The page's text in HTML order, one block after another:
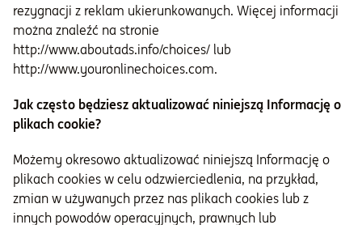
rezygnacji z reklam ukierunkowanych. Więcej informacji
można znaleźć na stronie
http://www.aboutads.info/choices/ lub
http://www.youronlinechoices.com.
Jak często będziesz aktualizować niniejszą Informację o
plikach cookie?
Możemy okresowo aktualizować niniejszą Informację o
plikach cookies w celu odzwierciedlenia, na przykład,
zmian w używanych przez nas plikach cookies lub z
innych powodów operacyjnych, prawnych lub